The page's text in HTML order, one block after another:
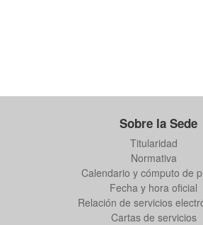
Sobre la Sede
Titularidad
Normativa
Calendario y cómputo de
Fecha y hora oficial
Relación de servicios
Cartas de servicios